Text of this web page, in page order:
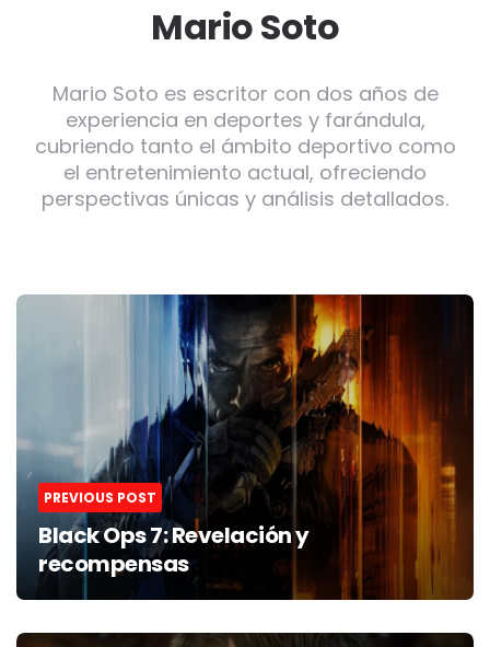
Mario Soto
Mario Soto es escritor con dos años de
experiencia en deportes y farándula,
cubriendo tanto el ámbito deportivo como
el entretenimiento actual, ofreciendo
perspectivas únicas y análisis detallados.
Post
navigation
PREVIOUS POST
Black Ops 7: Revelación y
recompensas